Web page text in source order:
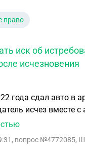
право
иск об
исчезновения
года сдал авто в
отказывали.
Сообщил
, вопрос №4772085,